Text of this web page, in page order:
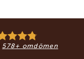
578+ omdömen